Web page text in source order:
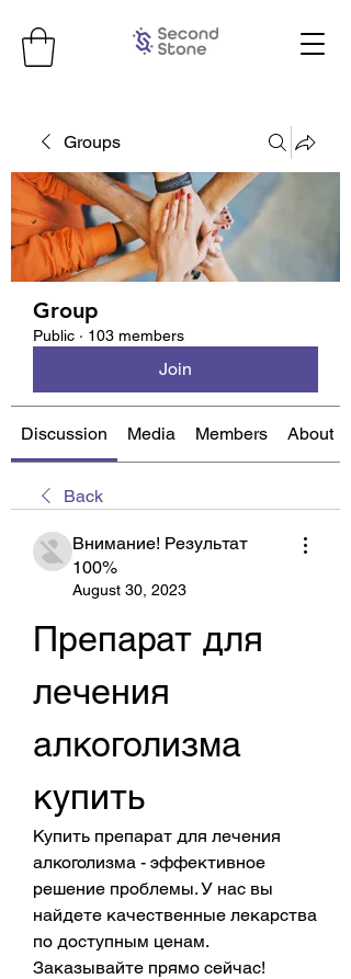
Groups
Group
Public · 103 members
Join
Discussion Media Members About
Back
Внимание! Результат
100%
August 30, 2023
Препарат для
лечения
алкоголизма
купить
Купить препарат для лечения
алкоголизма - эффективное
решение проблемы. У нас вы
найдете качественные лекарства
по доступным ценам.
Заказывайте прямо сейчас!